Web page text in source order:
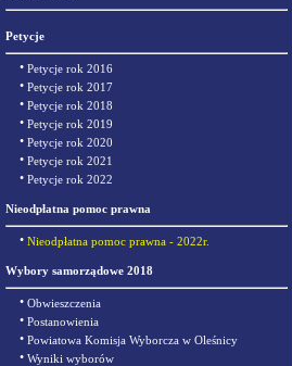
Petycje
• Petycje rok 2016
• Petycje rok 2017
• Petycje rok 2018
• Petycje rok 2019
• Petycje rok 2020
• Petycje rok 2021
• Petycje rok 2022
Nieodpłatna pomoc prawna
• Nieodpłatna pomoc prawna - 2022r.
Wybory samorządowe 2018
• Obwieszczenia
• Postanowienia
• Powiatowa Komisja Wyborcza w Oleśnicy
• Wyniki wyborów